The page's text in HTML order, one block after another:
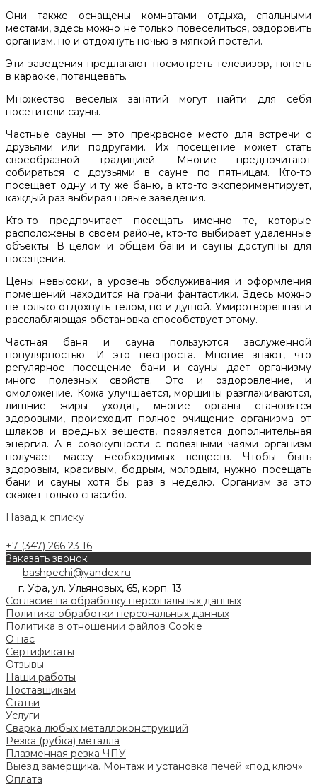
Они также оснащены комнатами отдыха, спальными
местами, здесь можно не только повеселиться, оздоровить
организм, но и отдохнуть ночью в мягкой постели.
Эти заведения предлагают посмотреть телевизор, попеть
в караоке, потанцевать.
Множество веселых занятий могут найти для себя
посетители сауны.
Частные сауны — это прекрасное место для встречи с
друзьями или подругами. Их посещение может стать
своеобразной традицией. Многие предпочитают
собираться с друзьями в сауне по пятницам. Кто-то
посещает одну и ту же баню, а кто-то экспериментирует,
каждый раз выбирая новые заведения.
Кто-то предпочитает посещать именно те, которые
расположены в своем районе, кто-то выбирает удаленные
объекты. В целом и общем бани и сауны доступны для
посещения.
Цены невысоки, а уровень обслуживания и оформления
помещений находится на грани фантастики. Здесь можно
не только отдохнуть телом, но и душой. Умиротворенная и
расслабляющая обстановка способствует этому.
Частная баня и сауна пользуются заслуженной
популярностью. И это неспроста. Многие знают, что
регулярное посещение бани и сауны дает организму
много полезных свойств. Это и оздоровление, и
омоложение. Кожа улучшается, морщины разглаживаются,
лишние жиры уходят, многие органы становятся
здоровыми, происходит полное очищение организма от
шлаков и вредных веществ, появляется дополнительная
энергия. А в совокупности с полезными чаями организм
получает массу необходимых веществ. Чтобы быть
здоровым, красивым, бодрым, молодым, нужно посещать
бани и сауны хотя бы раз в неделю. Организм за это
скажет только спасибо.
Назад к списку
+7 (347) 266 23 16
Заказать звонок
bashpechi@yandex.ru
г. Уфа, ул. Ульяновых, 65, корп. 13
Согласие на обработку персональных данных
Политика обработки персональных данных
Политика в отношении файлов Cookie
О нас
Сертификаты
Отзывы
Наши работы
Поставщикам
Статьи
Услуги
Сварка любых металлоконструкций
Резка (рубка) металла
Плазменная резка ЧПУ
Выезд замерщика. Монтаж и установка печей «под ключ»
Оплата